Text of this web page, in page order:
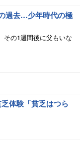
過去…少年時代の極
その1週間後に父もいな
体験「貧乏はつら